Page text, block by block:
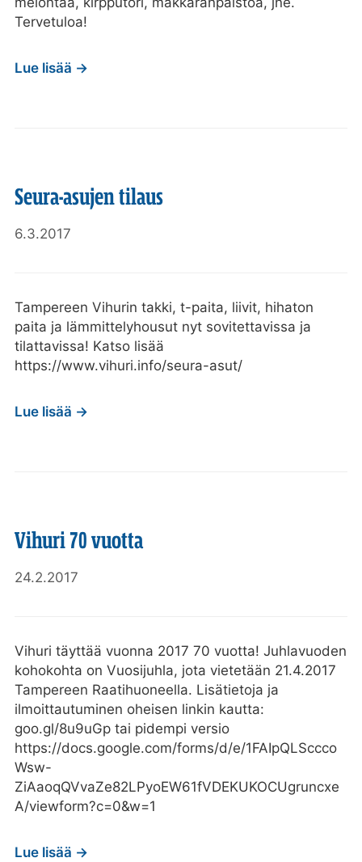
Tervetuloa!
Lue lisää →
Seura-asujen tilaus
6.3.2017
Tampereen Vihurin takki, t-paita, liivit, hihaton
paita ja lämmittelyhousut nyt sovitettavissa ja
tilattavissa! Katso lisää
https://www.vihuri.info/seura-asut/
Lue lisää →
Vihuri 70 vuotta
24.2.2017
Vihuri täyttää vuonna 2017 70 vuotta! Juhlavuoden
kohokohta on Vuosijuhla, jota vietetään 21.4.2017
Tampereen Raatihuoneella. Lisätietoja ja
ilmoittautuminen oheisen linkin kautta:
goo.gl/8u9uGp tai pidempi versio
https://docs.google.com/forms/d/e/1FAIpQLSccco
Wsw-
ZiAaoqQVvaZe82LPyoEW61fVDEKUKOCUgruncxe
A/viewform?c=0&w=1
Lue lisää →